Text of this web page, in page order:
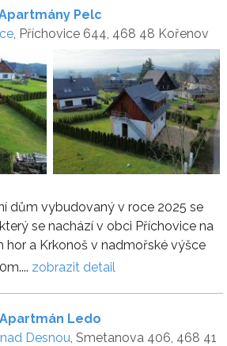
Pelc
, Příchovice 644, 468 48 Kořenov
dům vybudovaný v roce 2025 se
se nachází v obci Příchovice na
hor a Krkonoš v nadmořské výšce
zobrazit detail
Apartmán Ledo
Desnou, Smetanova 406, 468 41